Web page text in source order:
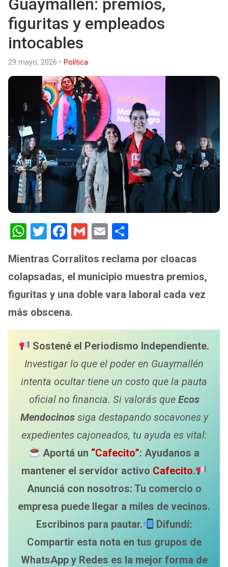
Guaymallén: premios,
figuritas y empleados
intocables
29 mayo, 2026 • Política
W
at
s
A
p
p
T
tt
er
F
ce
b
o
o
k
G
ail
E
ail ar
e
Mientras Corralitos reclama por cloacas
colapsadas, el municipio muestra premios,
figuritas y una doble vara laboral cada vez
más obscena.
Sostené el Periodismo Independiente.
Investigar lo que el poder en Guaymallén
intenta ocultar tiene un costo que la pauta
oficial no financia. Si valorás que Ecos
Mendocinos siga destapando socavones y
expedientes cajoneados, tu ayuda es vital:
Aportá un “Cafecito”: Ayudanos a
mantener el servidor activo Cafecito.
Anunciá con nosotros: Tu comercio o
empresa puede llegar a miles de vecinos.
Escribinos para pautar.
Difundí:
Compartir esta nota en tus grupos de
WhatsApp y Redes es la mejor forma de